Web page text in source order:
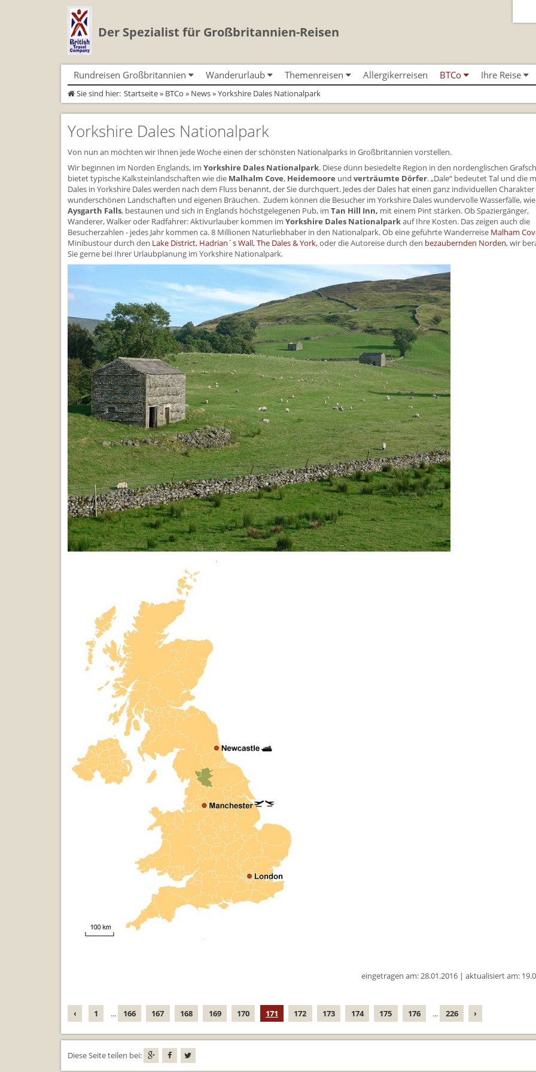
Der Spezialist für Großbritannien-Reisen
Rundreisen Großbritannien
Autorundreisen
Herzlich Willkommen
England
Schottland
Wales
Busrundreisen
Cornwall
England
Schottland
Wales
Minibustouren
Reisen durch England und Wales
Wanderurlaub
Geführte Wandertouren
Wandern in Cornwall
Wandern in England
Wandern in Schottland
Wandern in Wales
Individualtouren
Wandern in Cornwall (South West
Coast Path)
Wandern in England
Wandern in Schottland
Themenreisen
Classic-Car-Reise durch Südengland
Für Outlander‑Fans: inspiriert durch die
Großbritannientouren für Alleinreisende
Reisen mit Hund
Rosamunde Pilcher Reisen durch Cornwall
und Südengland
Unsere Familienreisen
Whiskyreisen Schottland
Allergikerreisen BTCo
News
Feedback
FAQs
Ihre Reise
Anreise nach
Großbritannien
Großbritannien
Gutscheine -
BTCo
Individuelle
Links
Versicherungsschutz
Sie sind hier: Startseite» BTCo » News» Yorkshire Dales Nationalpark
Yorkshire Dales Nationalpark
Von nun an möchten wir Ihnen jede Woche einen der schönsten Nationalparks in Großbritannien vorstellen.
Wir beginnen im Norden Englands, imYorkshire Dales Nationalpark. Diese dünn besiedelte Region in den nordenglischen
bietet typische Kalksteinlandschaften wie die Malhalm Cove, Heidemoore undverträumte Dörfer. „Dale“ bedeutet Tal und die
Dales in Yorkshire Dales werden nach dem Fluss benannt, der Sie durchquert. Jedes der Dales hat einen ganz individuellen
wunderschönen Landschaften und eigenen Bräuchen. Zudem können die Besucher im Yorkshire Dales wundervolle Wasserfälle,
Aysgarth Falls, bestaunen und sich in Englands höchstgelegenen Pub, im Tan Hill Inn, mit einem Pint stärken. Ob Spaziergänger,
Wanderer, Walker oder Radfahrer: Aktivurlauber kommen im Yorkshire Dales Nationalparkauf Ihre Kosten. Das zeigen auch die
Besucherzahlen - jedes Jahr kommen ca. 8 Millionen Naturliebhaber in den Nationalpark. Ob eine geführte Wanderreise Malham
Minibustour durch den Lake District, Hadrian´s Wall, The Dales & York,oder die Autoreise durch den bezaubernden Norden, wir
Sie gerne bei Ihrer Urlaubplanung im Yorkshire Nationalpark.
eingetragen am: 28.01.2016 | aktualisiert am:
‹ 1 ... 166 167 168 169 170 171 172 173 174 175 176 ... 226 ›
Diese Seite teilen bei: